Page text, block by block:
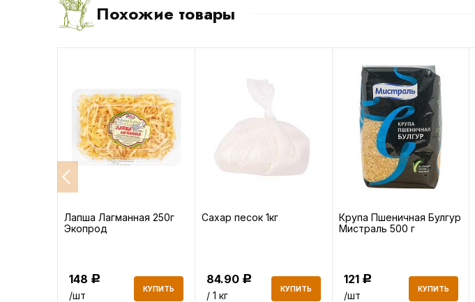
Похожие товары
Лапша Лагманная 250г
Экопрод
148 Р
/шт
КУПИТЬ
Сахар песок 1кг
84.90 Р
/ 1 кг
КУПИТЬ
Крупа Пшеничная Булгур
Мистраль 500 г
121 Р
/шт
КУПИТЬ